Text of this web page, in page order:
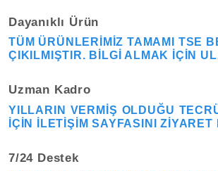
Dayanıklı Ürün
TÜM ÜRÜNLERIMIZ TAMAMI TSE
ÇIKILMIŞTIR. BILGI ALMAK IÇIN
Uzman Kadro
YILLARIN VERMIŞ OLDUĞU
IÇIN ILETIŞIM SAYFASINI
7/24 Destek